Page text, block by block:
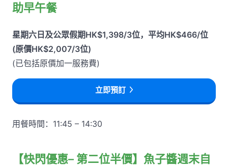
助早午餐
星期六日及公眾假期HK$1,398/3位，平均HK$466/位
(原價HK$2,007/3位)
(已包括原價加一服務費)
立即預訂
用餐時間：11:45 – 14:30
【快閃優惠– 第二位半價】魚子醬週末自